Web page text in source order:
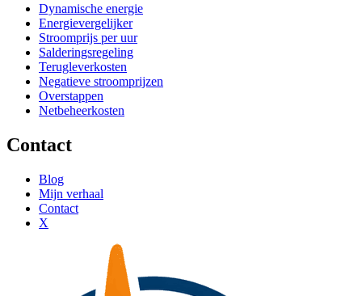
Dynamische energie
Energievergelijker
Stroomprijs per uur
Salderingsregeling
Terugleverkosten
Negatieve stroomprijzen
Overstappen
Netbeheerkosten
Contact
Blog
Mijn verhaal
Contact
X